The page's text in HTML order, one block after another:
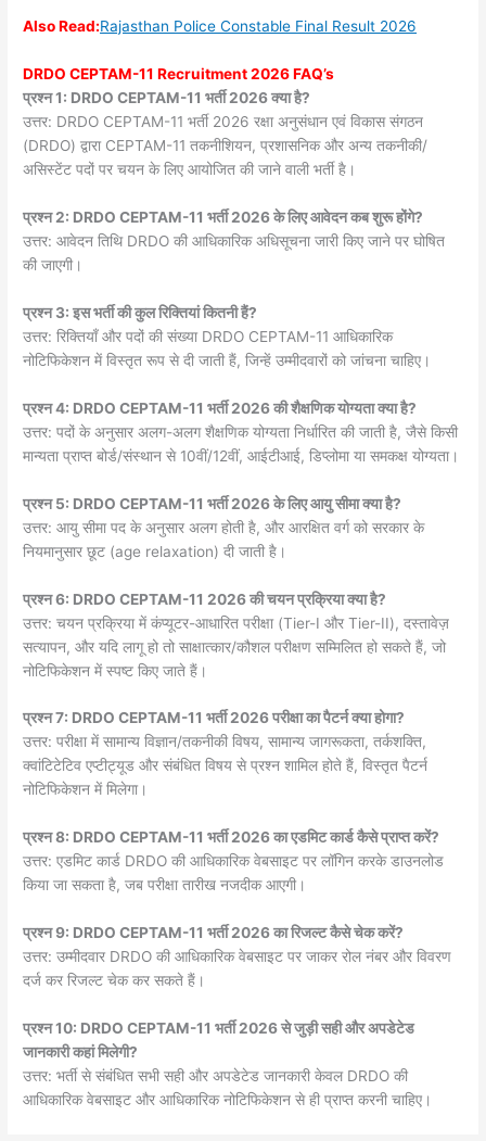
AlsoRead:Rajasthan Police Constable Final Result 2026
DRDO CEPTAM-11 Recruitment 2026 FAQ’s
प्रश्न 1: DRDO CEPTAM-11 भर्ती 2026 क्या है?
उत्तर: DRDO CEPTAM-11 भर्ती 2026 रक्षा अनुसंधान एवं विकास संगठन
(DRDO) द्वारा CEPTAM-11 तकनीशियन, प्रशासनिक और अन्य तकनीकी/
असिस्टेंट पदों पर चयन के लिए आयोजित की जाने वाली भर्ती है।
प्रश्न 2: DRDO CEPTAM-11 भर्ती 2026 के लिए आवेदन कब शुरू होंगे?
उत्तर: आवेदन तिथि DRDO की आधिकारिक अधिसूचना जारी किए जाने पर घोषित
की जाएगी।
प्रश्न 3: इस भर्ती की कुल रिक्तियां कितनी हैं?
उत्तर: रिक्तियाँ और पदों की संख्या DRDO CEPTAM-11 आधिकारिक
नोटिफिकेशन में विस्तृत रूप से दी जाती हैं, जिन्हें उम्मीदवारों को जांचना चाहिए।
प्रश्न 4: DRDO CEPTAM-11 भर्ती 2026 की शैक्षणिक योग्यता क्या है?
उत्तर: पदों के अनुसार अलग-अलग शैक्षणिक योग्यता निर्धारित की जाती है, जैसे किसी
मान्यता प्राप्त बोर्ड/संस्थान से 10वीं/12वीं, आईटीआई, डिप्लोमा या समकक्ष योग्यता।
प्रश्न 5: DRDO CEPTAM-11 भर्ती 2026 के लिए आयु सीमा क्या है?
उत्तर: आयु सीमा पद के अनुसार अलग होती है, और आरक्षित वर्ग को सरकार के
नियमानुसार छूट (age relaxation) दी जाती है।
प्रश्न 6: DRDO CEPTAM-11 2026 की चयन प्रक्रिया क्या है?
उत्तर: चयन प्रक्रिया में कंप्यूटर-आधारित परीक्षा (Tier-I और Tier-II), दस्तावेज़
सत्यापन, और यदि लागू हो तो साक्षात्कार/कौशल परीक्षण सम्मिलित हो सकते हैं, जो
नोटिफिकेशन में स्पष्ट किए जाते हैं।
प्रश्न 7: DRDO CEPTAM-11 भर्ती 2026 परीक्षा का पैटर्न क्या होगा?
उत्तर: परीक्षा में सामान्य विज्ञान/तकनीकी विषय, सामान्य जागरूकता, तर्कशक्ति,
क्वांटिटेटिव एप्टीट्यूड और संबंधित विषय से प्रश्न शामिल होते हैं, विस्तृत पैटर्न
नोटिफिकेशन में मिलेगा।
प्रश्न 8: DRDO CEPTAM-11 भर्ती 2026 का एडमिट कार्ड कैसे प्राप्त करें?
उत्तर: एडमिट कार्ड DRDO की आधिकारिक वेबसाइट पर लॉगिन करके डाउनलोड
किया जा सकता है, जब परीक्षा तारीख नजदीक आएगी।
प्रश्न 9: DRDO CEPTAM-11 भर्ती 2026 का रिजल्ट कैसे चेक करें?
उत्तर: उम्मीदवार DRDO की आधिकारिक वेबसाइट पर जाकर रोल नंबर और विवरण
दर्ज कर रिजल्ट चेक कर सकते हैं।
प्रश्न 10: DRDO CEPTAM-11 भर्ती 2026 से जुड़ी सही और अपडेटेड
जानकारी कहां मिलेगी?
उत्तर: भर्ती से संबंधित सभी सही और अपडेटेड जानकारी केवल DRDO की
आधिकारिक वेबसाइट और आधिकारिक नोटिफिकेशन से ही प्राप्त करनी चाहिए।